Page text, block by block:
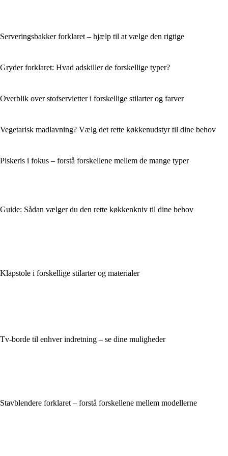
Serveringsbakker forklaret – hjælp til at vælge den rigtige
Gryder forklaret: Hvad adskiller de forskellige typer?
Overblik over stofservietter i forskellige stilarter og farver
Vegetarisk madlavning? Vælg det rette køkkenudstyr til dine behov
Piskeris i fokus – forstå forskellene mellem de mange typer
Guide: Sådan vælger du den rette køkkenkniv til dine behov
Klapstole i forskellige stilarter og materialer
Tv-borde til enhver indretning – se dine muligheder
Stavblendere forklaret – forstå forskellene mellem modellerne